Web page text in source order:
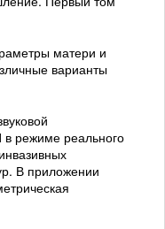
матери и
варианты
режиме реального
В приложении